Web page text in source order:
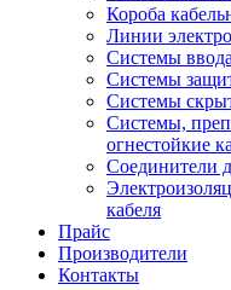
Короба
Линии
Системы
Системы
Системы
Системы,
огнестойкие
Соединители
кабеля
Прайс
Производители
Контакты